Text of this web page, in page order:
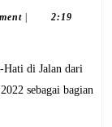
Hati-
Jalan
–
|
2:19
sebagai bagian